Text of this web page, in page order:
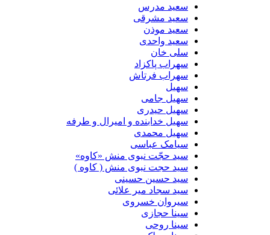
سعید مدرس
سعید مشرقی
سعید موذن
سعید واحدی
سلی خان
سهراب پاکزاد
سهراب فرتاش
سهیل
سهیل جامی
سهیل حیدری
سهیل خدابنده و امیرال و طرفه
سهیل محمدی
سیامک عباسی
سید حجّت نبوی منش «کاوه»
سید حجت نبوی منش ( کاوه )
سید حسین حسینى
سید سجاد میر علائی
سیروان خسروی
سینا حجازی
سینا روحی